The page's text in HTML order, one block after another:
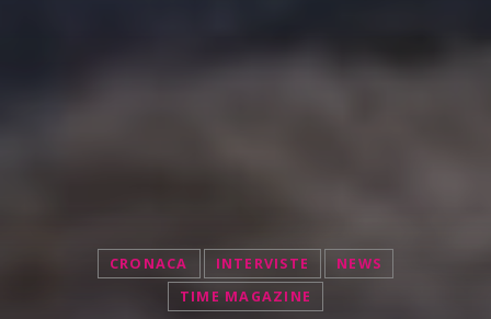
CRONACA INTERVISTE
NEWS
TIME MAGAZINE